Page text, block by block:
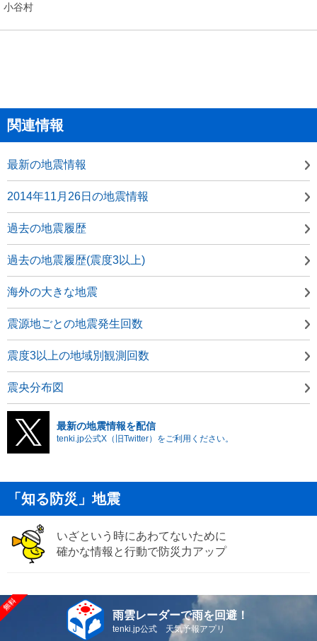
小谷村
関連情報
最新の地震情報
2014年11月26日の地震情報
過去の地震履歴
過去の地震履歴(震度3以上)
海外の大きな地震
震源地ごとの地震発生回数
震度3以上の地域別観測回数
震央分布図
最新の地震情報を配信
tenki.jp公式X（旧Twitter）をご利用ください。
「知る防災」地震
いざという時にあわてないために
確かな情報と行動で防災力アップ
雨雲レーダーで雨を回避！
tenki.jp公式 天気予報アプリ